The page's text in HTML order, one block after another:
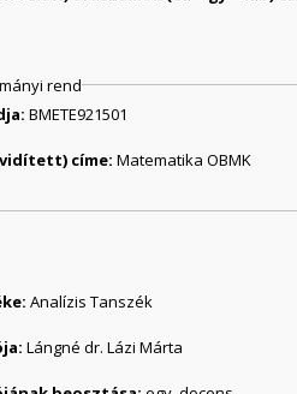
rend
BMETE921501
címe:Matematika OBMK
Analízis Tanszék
Lángné dr. Lázi Márta